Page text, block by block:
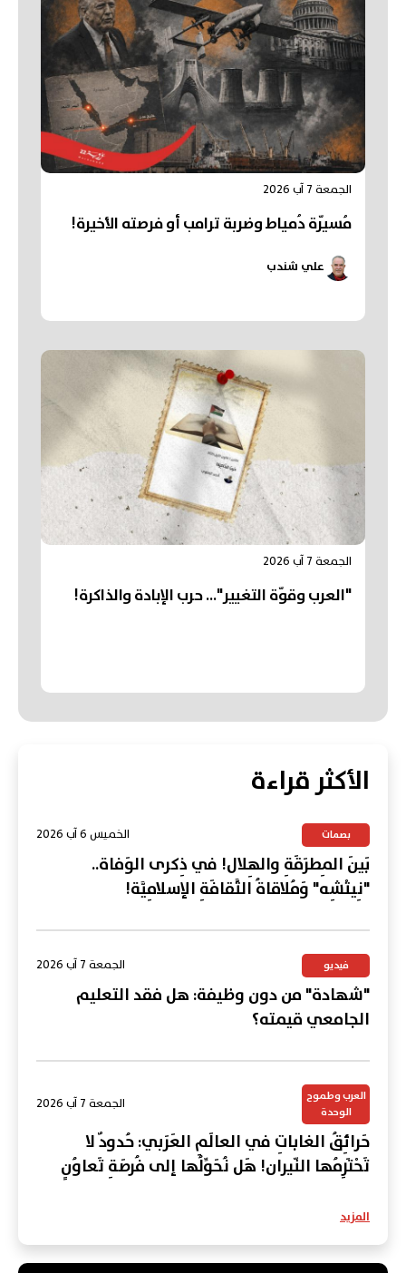
الجمعة 7 آب 2026
مُسيّرة دُمياط وضربة ترامب أو فرصته الأخيرة!
علي شندب
الجمعة 7 آب 2026
"العرب وقوّة التغيير"... حرب الإبادة والذاكرة!
الأكثر قراءة
بصمات الخميس 6 آب 2026
بَينَ المِطرَقَةِ والهِلال! في ذِكرى الوَفاة..
"نِيتْشِه" وَمُلاقاةُ الثَّقافَةِ الإسلامِيَّة!
فيديو الجمعة 7 آب 2026
"شهادة" من دون وظيفة: هل فقد التعليم
الجامعي قيمته؟
العرب وطموح
الوحدة
الجمعة 7 آب 2026
حَرائِقُ الغاباتِ في العالَمِ العَرَبي: حُدودٌ لا
تَحْتَرِمُها النّيران! هَل نُحَوِّلُها إلى فُرصَةِ تَعاوُنٍ
المزيد